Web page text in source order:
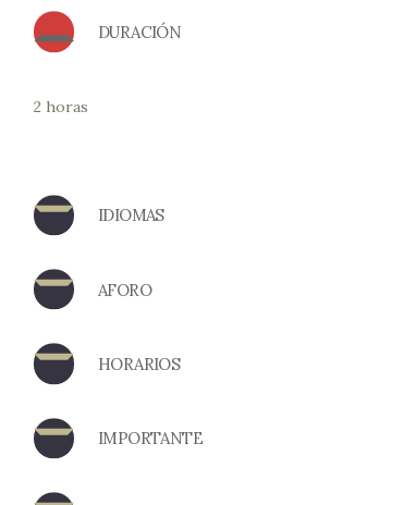
DURACIÓN
2 horas
IDIOMAS
AFORO
HORARIOS
IMPORTANTE